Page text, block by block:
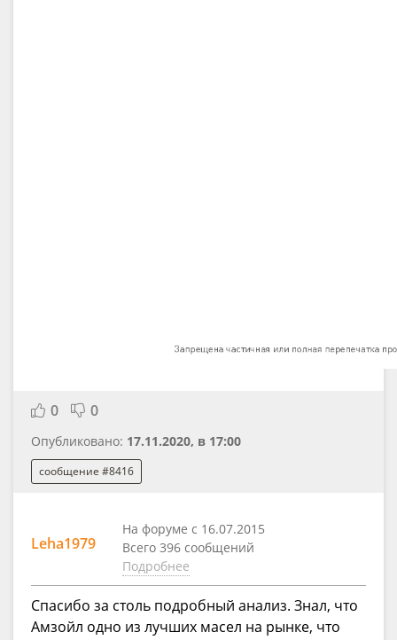
0 0
Опубликовано: 17.11.2020, в 17:00
сообщение #8416
Leha1979
На форуме с 16.07.2015
Всего 396 сообщений
Подробнее
Спасибо за столь подробный анализ. Знал, что
Амзойл одно из лучших масел на рынке, что